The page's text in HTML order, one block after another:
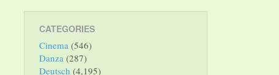
CATEGORIES
Cinema (546)
Danza (287)
Deutsch (4,195)